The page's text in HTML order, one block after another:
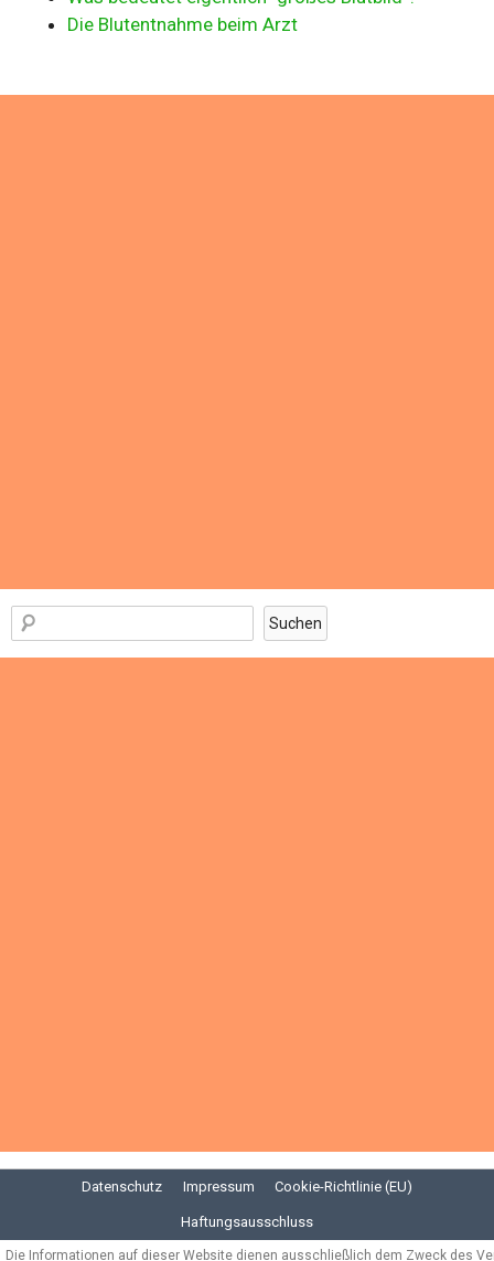
Die Blutentnahme beim Arzt
Datenschutz Impressum Cookie-Richtlinie (EU)
Haftungsausschluss